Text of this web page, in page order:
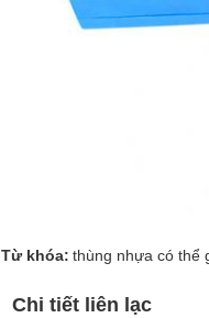
Từ khóa: thùng nhựa có thể
Chi tiết liên lạc